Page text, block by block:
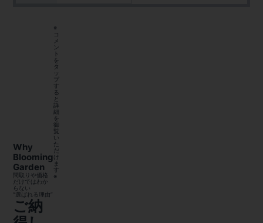
Why
Blooming
Garden
間取りや価格
だけではわか
らない
“選ばれる理由”
ご納
※
コ
メ
ン
ト
を
タ
ッ
プ
す
る
と
詳
細
を
御
覧
い
た
だ
け
ま
す
※